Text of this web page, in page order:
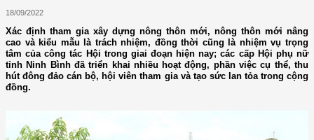
18/09/2022
Xác định tham gia xây dựng nông thôn mới, nông thôn mới nâng
cao và kiểu mẫu là trách nhiệm, đồng thời cũng là nhiệm vụ trọng
tâm của công tác Hội trong giai đoạn hiện nay; các cấp Hội phụ nữ
tỉnh Ninh Bình đã triển khai nhiều hoạt động, phần việc cụ thể, thu
hút đông đảo cán bộ, hội viên tham gia và tạo sức lan tỏa trong cộng
đồng.